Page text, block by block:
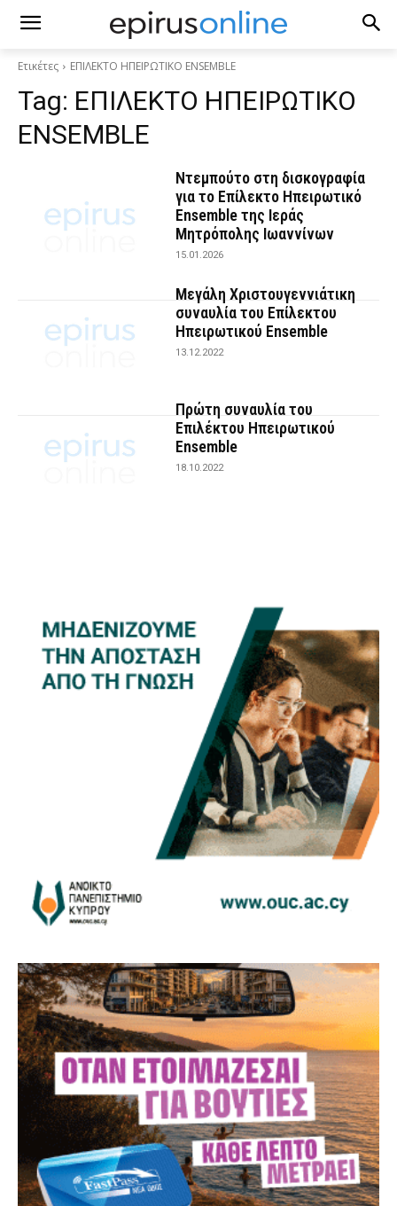
Ετικέτες ΕΠΙΛΕΚΤΟ ΗΠΕΙΡΩΤΙΚΟ ENSEMBLE
Tag: ΕΠΙΛΕΚΤΟ ΗΠΕΙΡΩΤΙΚΟ
ENSEMBLE
Ντεμπούτο στη δισκογραφία
για το Επίλεκτο Ηπειρωτικό
Ensemble της Ιεράς
Μητρόπολης Ιωαννίνων
15.01.2026
Μεγάλη Χριστουγεννιάτικη
συναυλία του Επίλεκτου
Ηπειρωτικού Ensemble
13.12.2022
Πρώτη συναυλία του
Επιλέκτου Ηπειρωτικού
Ensemble
18.10.2022